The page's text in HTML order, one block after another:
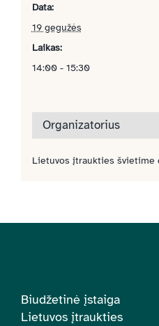
Data:
19 gegužės
Laikas:
14:00 - 15:30
Organizatorius
Lietuvos įtraukties švietime
Biudžetinė įstaiga
Lietuvos įtraukties